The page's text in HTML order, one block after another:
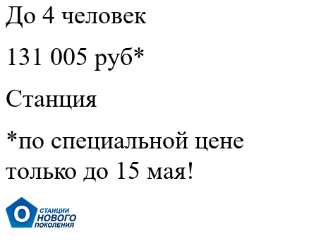
До 4 человек
131 005 руб*
Станция
*по специальной цене
только до 15 мая!